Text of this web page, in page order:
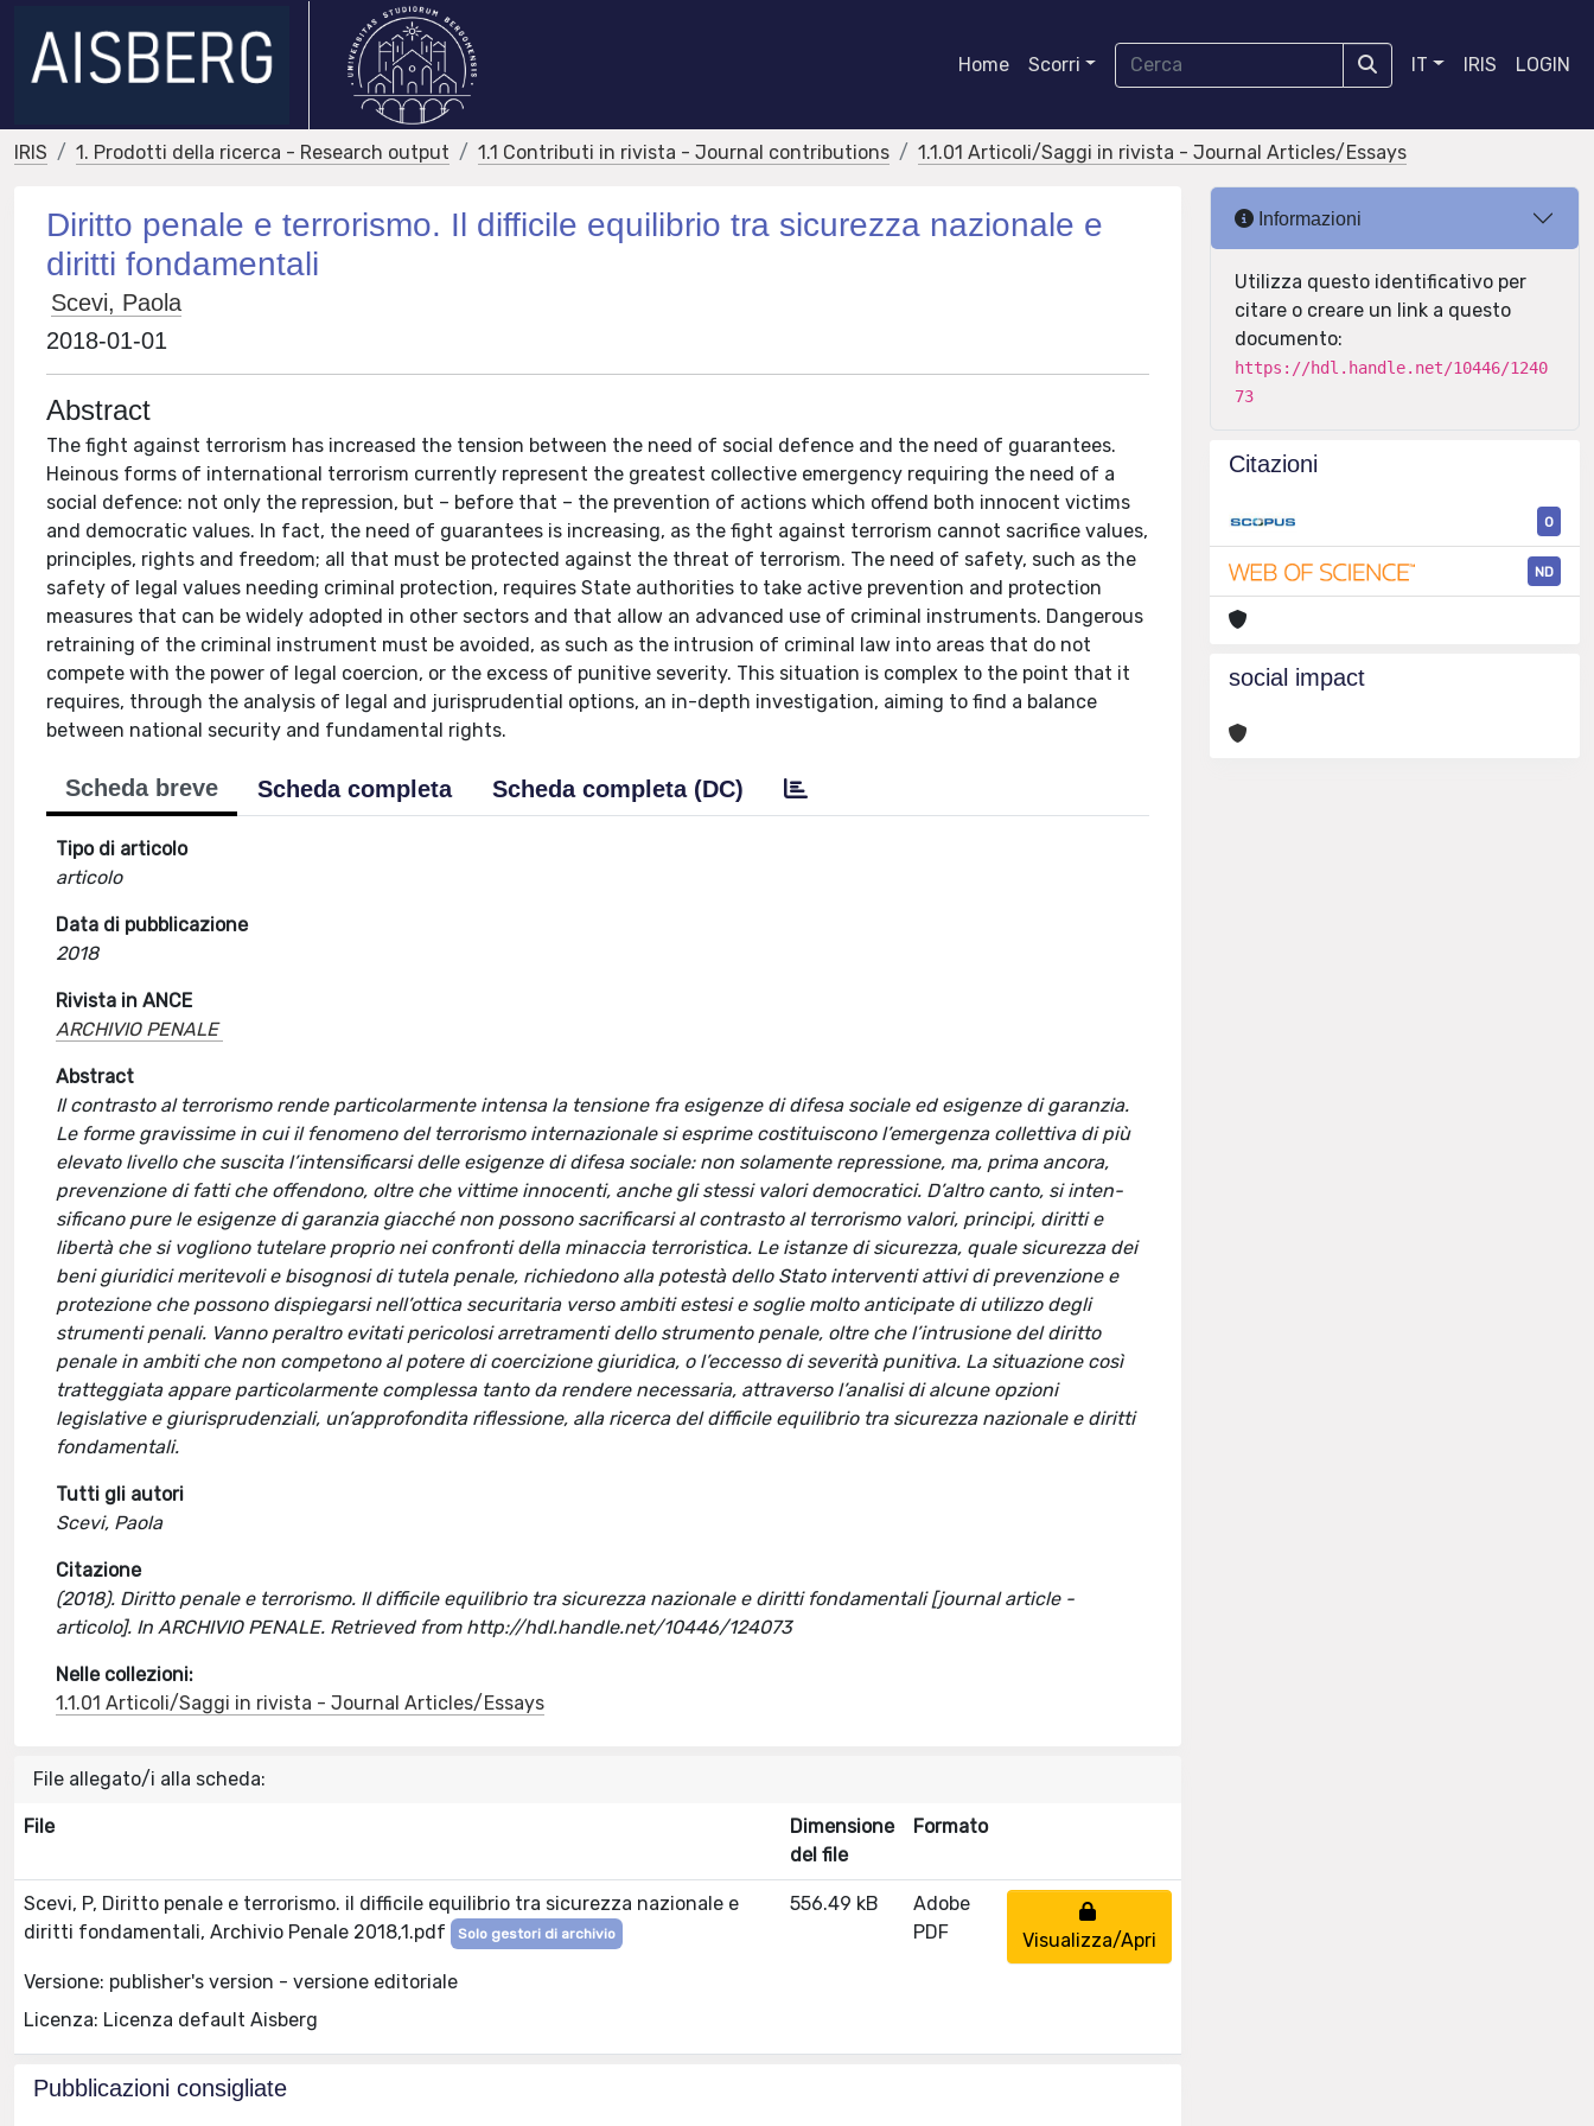
Home Scorri IT IRIS LOGIN
IRIS 1. Prodotti della ricerca - Research output 1.1 Contributi in rivista - Journal contributions 1.1.01 Articoli/Saggi in rivista - Journal Articles/Essays
Diritto penale e terrorismo. Il difficile equilibrio tra sicurezza nazionale e
diritti fondamentali
Scevi, Paola
2018-01-01
Abstract
The fight against terrorism has increased the tension between the need of social defence and the need of guarantees.
Heinous forms of international terrorism currently represent the greatest collective emergency requiring the need of a
social defence: not only the repression, but – before that – the prevention of actions which offend both innocent victims
and democratic values. In fact, the need of guarantees is increasing, as the fight against terrorism cannot sacrifice values,
principles, rights and freedom; all that must be protected against the threat of terrorism. The need of safety, such as the
safety of legal values needing criminal protection, requires State authorities to take active prevention and protection
measures that can be widely adopted in other sectors and that allow an advanced use of criminal instruments. Dangerous
retraining of the criminal instrument must be avoided, as such as the intrusion of criminal law into areas that do not
compete with the power of legal coercion, or the excess of punitive severity. This situation is complex to the point that it
requires, through the analysis of legal and jurisprudential options, an in-depth investigation, aiming to find a balance
between national security and fundamental rights.
Scheda breve Scheda completa Scheda completa (DC)
Tipo di articolo
articolo
Data di pubblicazione
2018
Rivista in ANCE
ARCHIVIO PENALE
Abstract
Il contrasto al terrorismo rende particolarmente intensa la tensione fra esigenze di difesa sociale ed esigenze di garanzia.
Le forme gravissime in cui il fenomeno del terrorismo internazionale si esprime costituiscono l’emergenza collettiva di più
elevato livello che suscita l’intensificarsi delle esigenze di difesa sociale: non solamente repressione, ma, prima ancora,
prevenzione di fatti che offendono, oltre che vittime innocenti, anche gli stessi valori democratici. D’altro canto, si inten-
sificano pure le esigenze di garanzia giacché non possono sacrificarsi al contrasto al terrorismo valori, principi, diritti e
libertà che si vogliono tutelare proprio nei confronti della minaccia terroristica. Le istanze di sicurezza, quale sicurezza dei
beni giuridici meritevoli e bisognosi di tutela penale, richiedono alla potestà dello Stato interventi attivi di prevenzione e
protezione che possono dispiegarsi nell’ottica securitaria verso ambiti estesi e soglie molto anticipate di utilizzo degli
strumenti penali. Vanno peraltro evitati pericolosi arretramenti dello strumento penale, oltre che l’intrusione del diritto
penale in ambiti che non competono al potere di coercizione giuridica, o l’eccesso di severità punitiva. La situazione così
tratteggiata appare particolarmente complessa tanto da rendere necessaria, attraverso l’analisi di alcune opzioni
legislative e giurisprudenziali, un’approfondita riflessione, alla ricerca del difficile equilibrio tra sicurezza nazionale e diritti
fondamentali.
Tutti gli autori
Scevi, Paola
Citazione
(2018). Diritto penale e terrorismo. Il difficile equilibrio tra sicurezza nazionale e diritti fondamentali [journal article -
articolo]. In ARCHIVIO PENALE. Retrieved from http://hdl.handle.net/10446/124073
Nelle collezioni:
1.1.01 Articoli/Saggi in rivista - Journal Articles/Essays
File allegato/i alla scheda:
File
Dimensione
del file
Formato
Scevi, P, Diritto penale e terrorismo. il difficile equilibrio tra sicurezza nazionale e
diritti fondamentali, Archivio Penale 2018,1.pdf
Solo gestori di archivio
Versione: publisher's version - versione editoriale
Licenza: Licenza default Aisberg
556.49 kB
Adobe
PDF
Visualizza/Apri
Pubblicazioni consigliate
Informazioni
Utilizza questo identificativo per
citare o creare un link a questo
documento:
https://hdl.handle.net/10446/1240
73
Citazioni
0
ND
social impact